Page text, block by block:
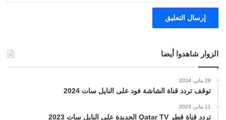
الزوار شاهدوا أيضا
28 يناير، 2024
توقف تردد قناة الشاشة فود على النايل سات 2024
11 يناير، 2023
تردد قناة قطر Qatar TV الجديدة على النايل سات 2023